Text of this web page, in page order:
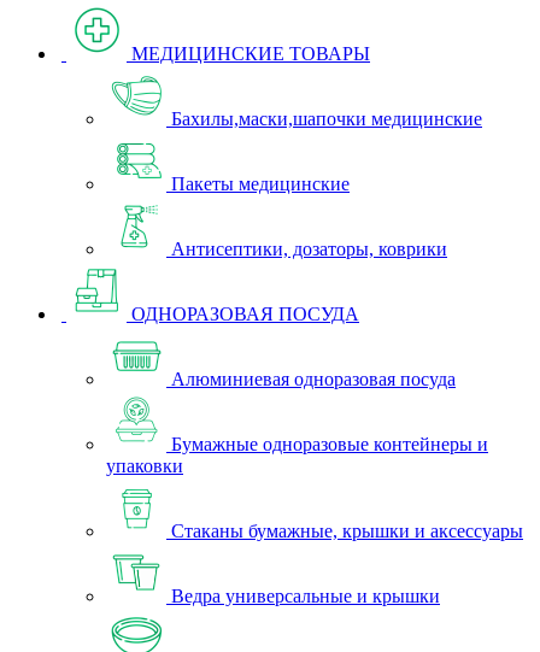
МЕДИЦИНСКИЕ ТОВАРЫ
Бахилы,маски,шапочки медицинские
Пакеты медицинские
Антисептики, дозаторы, коврики
ОДНОРАЗОВАЯ ПОСУДА
Алюминиевая одноразовая посуда
Бумажные одноразовые контейнеры и
упаковки
Стаканы бумажные, крышки и аксессуары
Ведра универсальные и крышки